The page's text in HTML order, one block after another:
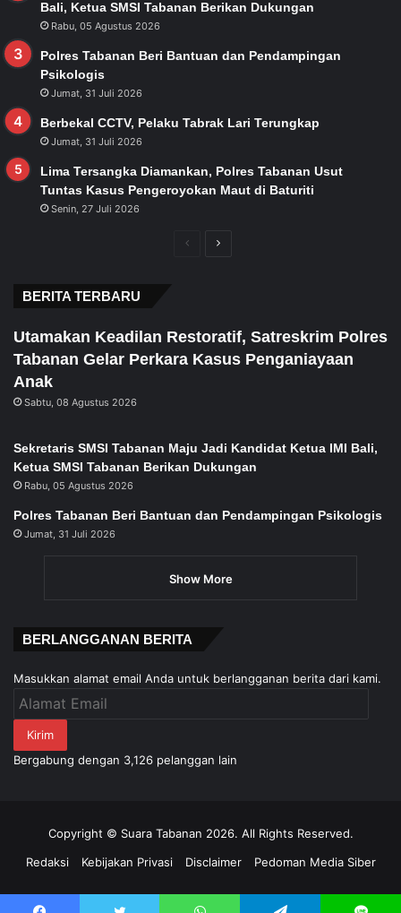
Bali, Ketua SMSI Tabanan Berikan Dukungan
Rabu, 05 Agustus 2026
Polres Tabanan Beri Bantuan dan Pendampingan
Psikologis
Jumat, 31 Juli 2026
Berbekal CCTV, Pelaku Tabrak Lari Terungkap
Jumat, 31 Juli 2026
Lima Tersangka Diamankan, Polres Tabanan Usut
Tuntas Kasus Pengeroyokan Maut di Baturiti
Senin, 27 Juli 2026
PreviousNext
BERITA TERBARU
Utamakan Keadilan Restoratif, Satreskrim Polres
Tabanan Gelar Perkara Kasus Penganiayaan
Anak
Sabtu, 08 Agustus 2026
Sekretaris SMSI Tabanan Maju Jadi Kandidat Ketua IMI Bali,
Ketua SMSI Tabanan Berikan Dukungan
Rabu, 05 Agustus 2026
Polres Tabanan Beri Bantuan dan Pendampingan Psikologis
Jumat, 31 Juli 2026
Show More
BERLANGGANAN BERITA
Masukkan alamat email Anda untuk berlangganan berita dari kami.
Alamat
Kirim
Bergabung dengan 3,126 pelanggan lain
Copyright © Suara Tabanan 2026. All Rights Reserved.
Redaksi
Kebijakan Privasi Disclaimer Pedoman Media Siber